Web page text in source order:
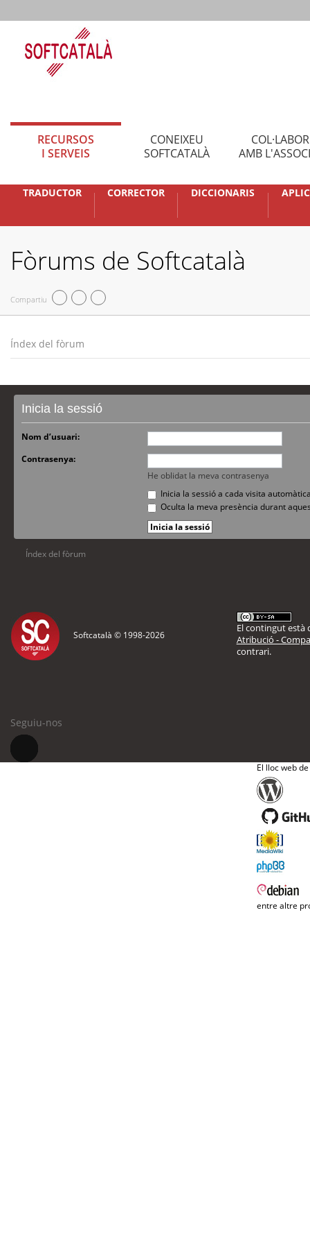
RECURSOS
I SERVEIS
CONEIXEU
SOFTCATALÀ
AMB
TRADUCTOR CORRECTOR DICCIONARIS
Fòrums de Softcatalà
Compartiu
Índex del fòrum
Inicia la sessió
Nom d’usuari:
Contrasenya:
He oblidat la meva contrasenya
Inicia la sessió a cada visita
Oculta la meva presència durant
Índex del fòrum
Softcatalà © 1998-2026
El contingut està
Atribució -
contrari.
Seguiu-nos
El lloc web
entre altre